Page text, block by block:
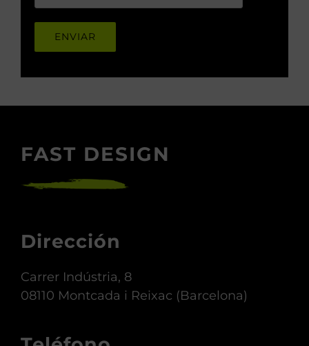
FAST DESIGN
Dirección
Carrer Indústria, 8
08110 Montcada i Reixac (Barcelona)